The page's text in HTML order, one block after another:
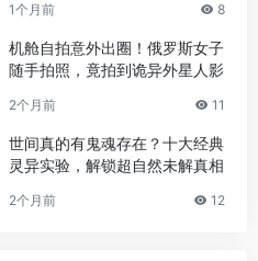
1个月前 8
机舱自拍意外出圈！俄罗斯女子
随手拍照，竟拍到诡异外星人影
2个月前 11
世间真的有鬼魂存在？十大经典
灵异实验，解锁超自然未解真相
2个月前 12